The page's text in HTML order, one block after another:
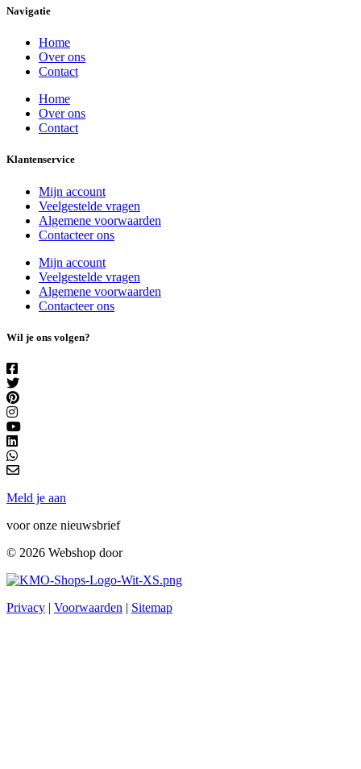
Navigatie
Home
Over ons
Contact
Home
Over ons
Contact
Klantenservice
Mijn account
Veelgestelde vragen
Algemene voorwaarden
Contacteer ons
Mijn account
Veelgestelde vragen
Algemene voorwaarden
Contacteer ons
Wil je ons volgen?
Meld je aan
voor onze nieuwsbrief
© 2026 Webshop door
Privacy | Voorwaarden | Sitemap